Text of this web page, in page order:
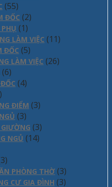
(55)
ĐỐC (2)
(1)
LÀM VIỆC (11)
ĐỐC (5)
LÀM VIỆC (26)
(6)
(4)
ĐIỂM (3)
(3)
(3)
NGỦ (14)
PHÒNG THỜ (3)
CƯ GIA ĐÌNH (3)